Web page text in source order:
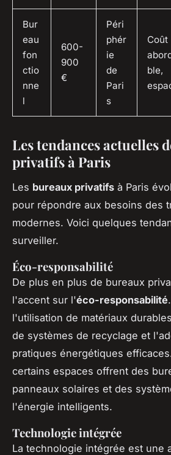
Bur
eau
fon
ctio
nne
l
600-
900
€
Péri
phér
ie
de
Pari
s
Coût
ble,
Les tendances actuelles
privatifs à Paris
Les bureaux privatifs à Paris
pour répondre aux besoins des
modernes. Voici quelques
surveiller.
Éco-responsabilité
De plus en plus de bureaux
l'accent sur l'éco-responsabilité
l'utilisation de matériaux
de systèmes de recyclage et
pratiques énergétiques
certains espaces offrent des
panneaux solaires et des
l'énergie intelligents.
Technologie intégrée
La technologie intégrée est une